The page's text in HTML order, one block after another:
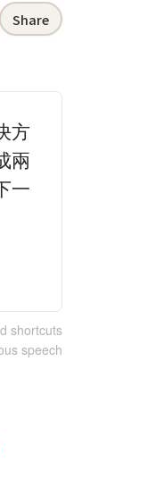
Share
方
兩
一
shortcuts
speech